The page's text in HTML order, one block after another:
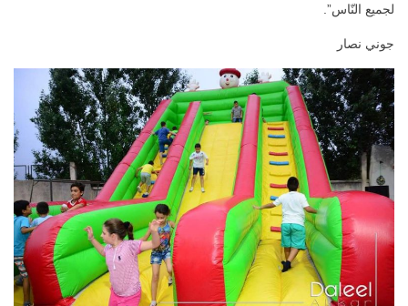
لجميع النّاس”.
جوني نصار